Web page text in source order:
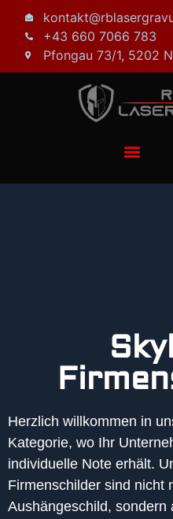
+43 660 7066 783
Pfongau 73/1, 5202
Herzlich willkommen in
Kategorie, wo Ihr
individuelle Note erhält.
Firmenschilder sind nicht
Aushängeschild,